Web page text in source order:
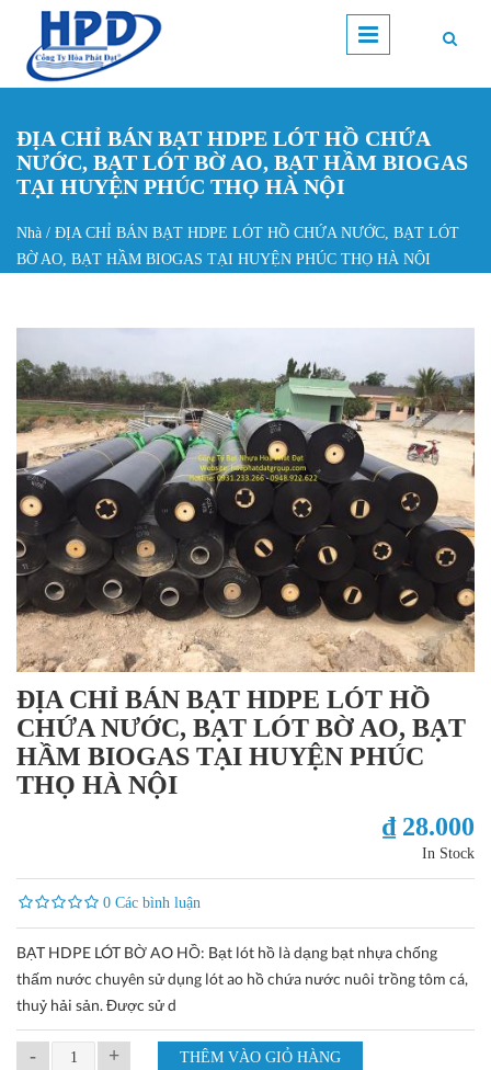
Nhảy đến nội dung
ĐỊA CHỈ BÁN BẠT HDPE LÓT HỒ CHỨA
NƯỚC, BẠT LÓT BỜ AO, BẠT HẦM BIOGAS
TẠI HUYỆN PHÚC THỌ HÀ NỘI
Bạn đang ở đây
Nhà / ĐỊA CHỈ BÁN BẠT HDPE LÓT HỒ CHỨA NƯỚC, BẠT LÓT
BỜ AO, BẠT HẦM BIOGAS TẠI HUYỆN PHÚC THỌ HÀ NỘI
ĐỊA CHỈ BÁN BẠT HDPE LÓT HỒ
CHỨA NƯỚC, BẠT LÓT BỜ AO, BẠT
HẦM BIOGAS TẠI HUYỆN PHÚC
THỌ HÀ NỘI
₫ 28.000
In Stock
0 Các bình luận
BẠT HDPE LÓT BỜ AO HỒ: Bạt lót hồ là dạng bạt nhựa chống
thấm nước chuyên sử dụng lót ao hồ chứa nước nuôi trồng tôm cá,
thuỷ hải sản. Được sử d
- +